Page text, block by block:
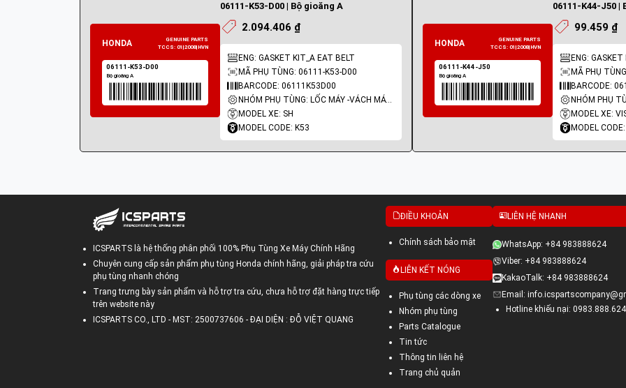
06111-K53-D00 | Bộ gioăng A
2.094.406 ₫
ENG: GASKET KIT_A EAT BELT
MÃ PHỤ TÙNG: 06111-K53-D00
BARCODE: 06111K53D00
NHÓM PHỤ TÙNG: LỐC MÁY -VÁCH MÁY - GIOĂNG MÁY
MODEL XE: SH
MODEL CODE: K53
06111-K44-J50 |
99.459 ₫
ENG: GASKET
MÃ PHỤ
BARCODE:
MODEL XE:
MODEL
ICSPARTS là hệ thống phân phối 100% Phụ Tùng Xe Máy Chính Hãng
Chuyên cung cấp sản phẩm phụ tùng Honda chính hãng, giải pháp tra cứu
phụ tùng nhanh chóng
Trang trưng bày sản phẩm và hỗ trợ tra cứu, chưa hỗ trợ đặt hàng trực tiếp
trên website này
ICSPARTS CO., LTD - MST: 2500737606 - ĐẠI DIỆN : ĐỖ VIỆT QUANG
ĐIỀU KHOẢN
Chính sách bảo mật
LIÊN KẾT NÓNG
Phụ tùng các dòng xe
Nhóm phụ tùng
Parts Catalogue
Tin tức
Thông tin liên hệ
Trang chủ quản
LIÊN HỆ NHANH
WhatsApp: +84 983888624
Viber: +84 983888624
KakaoTalk: +84 983888624
Email:
Hotline khiếu nại: 0983.888.624